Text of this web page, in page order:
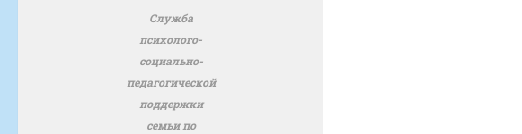
Служба
психолого-
социально-
педагогической
поддержки
семьи по